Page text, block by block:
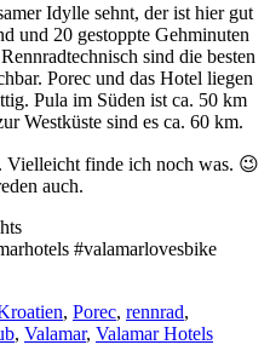
Idylle sehnt, der ist hier gut
und 20 gestoppte Gehminuten
sind die besten
Porec und das Hotel liegen
Pula im Süden ist ca. 50 km
Westküste sind es ca. 60 km.
Vielleicht finde ich noch was. 😉
auch.
#valamarlovesbike
, Porec, rennrad,
, Valamar, Valamar Hotels